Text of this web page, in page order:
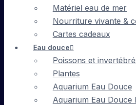
Matériel eau de mer
Nourriture vivante &
Cartes cadeaux
Eau douce
Poissons et
Plantes
Aquarium Eau Douce
Aquarium Eau Douce